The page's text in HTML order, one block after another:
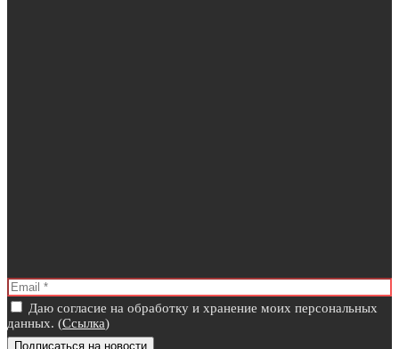
Даю согласие на обработку и хранение моих персональных
данных. (Ссылка)